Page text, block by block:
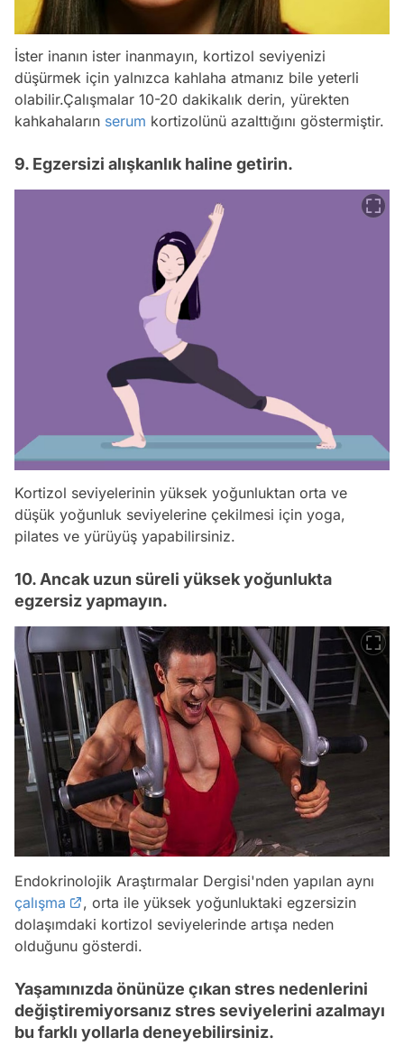
İster inanın ister inanmayın, kortizol seviyenizi
düşürmek için yalnızca kahlaha atmanız bile yeterli
olabilir.Çalışmalar 10-20 dakikalık derin, yürekten
kahkahaların serum kortizolünü azalttığını göstermiştir.
9. Egzersizi alışkanlık haline getirin.
Kortizol seviyelerinin yüksek yoğunluktan orta ve
düşük yoğunluk seviyelerine çekilmesi için yoga,
pilates ve yürüyüş yapabilirsiniz.
10. Ancak uzun süreli yüksek yoğunlukta
egzersiz yapmayın.
Endokrinolojik Araştırmalar Dergisi'nden yapılan aynı
çalışma
, orta ile yüksek yoğunluktaki egzersizin
dolaşımdaki kortizol seviyelerinde artışa neden
olduğunu gösterdi.
Yaşamınızda önünüze çıkan stres nedenlerini
değiştiremiyorsanız stres seviyelerini azalmayı
bu farklı yollarla deneyebilirsiniz.